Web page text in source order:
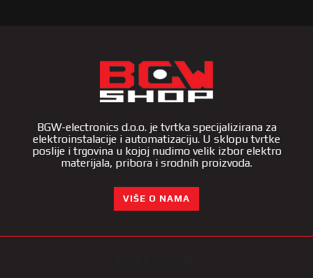
BGW-electronics d.o.o. je tvrtka specijalizirana za
elektroinstalacije i automatizaciju. U sklopu tvrtke
poslije i trgovina u kojoj nudimo velik izbor elektro
materijala, pribora i srodnih proizvoda.
VIŠE O NAMA